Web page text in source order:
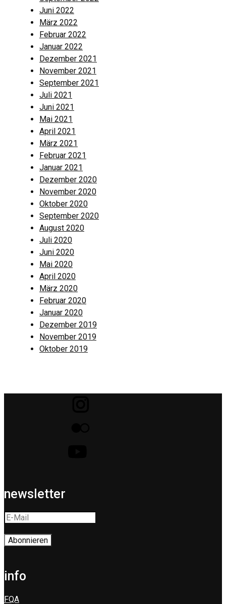
Juni 2022
März 2022
Februar 2022
Januar 2022
Dezember 2021
November 2021
September 2021
Juli 2021
Juni 2021
Mai 2021
April 2021
März 2021
Februar 2021
Januar 2021
Dezember 2020
November 2020
Oktober 2020
September 2020
August 2020
Juli 2020
Juni 2020
Mai 2020
April 2020
März 2020
Februar 2020
Januar 2020
Dezember 2019
November 2019
Oktober 2019
newsletter
info
FQA